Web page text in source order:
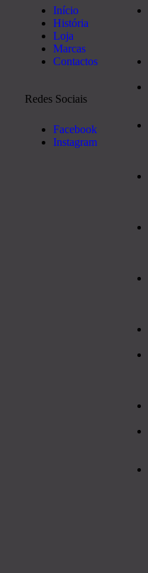
Início
História
Loja
Marcas
Contactos
Redes Sociais
Facebook
Instagram